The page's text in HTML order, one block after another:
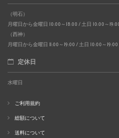
（明石）
月曜日から金曜日 10:00～18:00 / 土日 10:00～
（西神）
月曜日から金曜日 11:00～19:00 / 土日 10:00～19:00
定休日
水曜日
ご利用規約
総額について
送料について